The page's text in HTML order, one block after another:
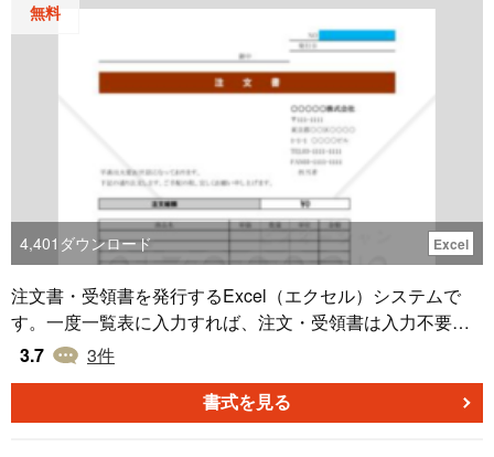
無料
4,401 ダウンロード Excel
注文書・受領書を発行するExcel（エクセル）システムで
す。一度一覧表に入力すれば、注文・受領書は入力不要で
正しく出来上がります。A4縦15行（建設業向け）【消費税
3.7 3件
書式を見る